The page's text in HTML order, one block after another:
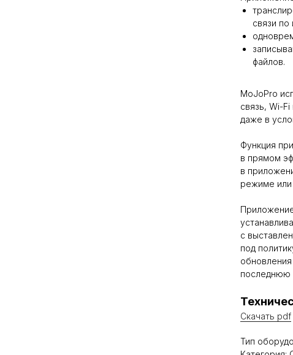
связи по
файлов.
MoJoPro
связь, Wi-
даже в
Функция
в прямом
в
режиме или
с
под
последнюю
Скачать pdf
Тип